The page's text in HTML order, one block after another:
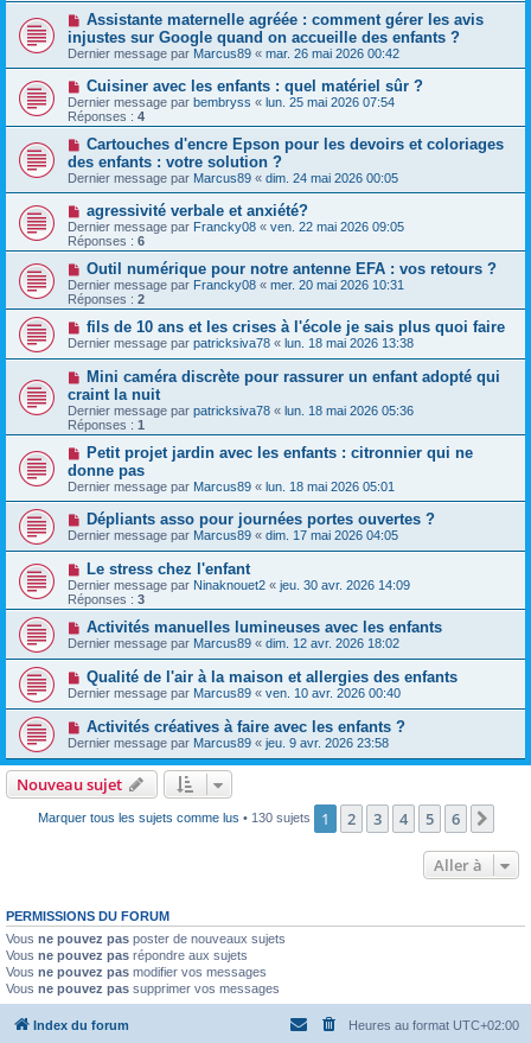
Assistante maternelle agréée : comment gérer les avis
injustes sur Google quand on accueille des enfants ?
Dernier message par Marcus89 « mar. 26 mai 2026 00:42
Cuisiner avec les enfants : quel matériel sûr ?
Dernier message par bembryss « lun. 25 mai 2026 07:54
Réponses : 4
Cartouches d'encre Epson pour les devoirs et coloriages
des enfants : votre solution ?
Dernier message par Marcus89 « dim. 24 mai 2026 00:05
agressivité verbale et anxiété?
Dernier message par Francky08 « ven. 22 mai 2026 09:05
Réponses : 6
Outil numérique pour notre antenne EFA : vos retours ?
Dernier message par Francky08 « mer. 20 mai 2026 10:31
Réponses : 2
fils de 10 ans et les crises à l'école je sais plus quoi faire
Dernier message par patricksiva78 « lun. 18 mai 2026 13:38
Mini caméra discrète pour rassurer un enfant adopté qui
craint la nuit
Dernier message par patricksiva78 « lun. 18 mai 2026 05:36
Réponses : 1
Petit projet jardin avec les enfants : citronnier qui ne
donne pas
Dernier message par Marcus89 « lun. 18 mai 2026 05:01
Dépliants asso pour journées portes ouvertes ?
Dernier message par Marcus89 « dim. 17 mai 2026 04:05
Le stress chez l'enfant
Dernier message par Ninaknouet2 « jeu. 30 avr. 2026 14:09
Réponses : 3
Activités manuelles lumineuses avec les enfants
Dernier message par Marcus89 « dim. 12 avr. 2026 18:02
Qualité de l'air à la maison et allergies des enfants
Dernier message par Marcus89 « ven. 10 avr. 2026 00:40
Activités créatives à faire avec les enfants ?
Dernier message par Marcus89 « jeu. 9 avr. 2026 23:58
Nouveau sujet
Marquer tous les sujets comme lus • 130 sujets 1 2 3 4 5 6
Aller à
PERMISSIONS DU FORUM
Vous ne pouvez pas poster de nouveaux sujets
Vous ne pouvez pas répondre aux sujets
Vous ne pouvez pas modifier vos messages
Vous ne pouvez pas supprimer vos messages
Index du forum Heures au format UTC+02:00